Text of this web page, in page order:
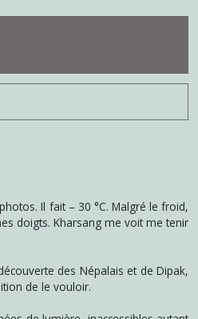
Il fait – 30 °C. Malgré le froid,
doigts. Kharsang me voit me tenir
des Népalais et de Dipak,
de le vouloir.